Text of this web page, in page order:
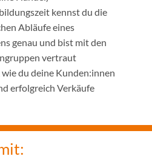
kennst du die
Abläufe eines
genau und bist mit den
vertraut
du deine Kunden:innen
erfolgreich Verkäufe